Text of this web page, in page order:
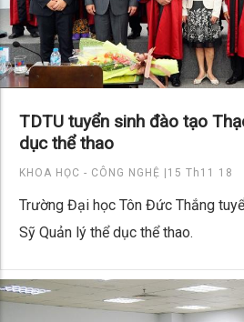
TDTU tuyển sinh đào tạo
dục thể thao
KHOA HỌC - CÔNG NGHỆ | 15 Th11 18
Trường Đại học Tôn Đức Thắng
Sỹ Quản lý thể dục thể thao.